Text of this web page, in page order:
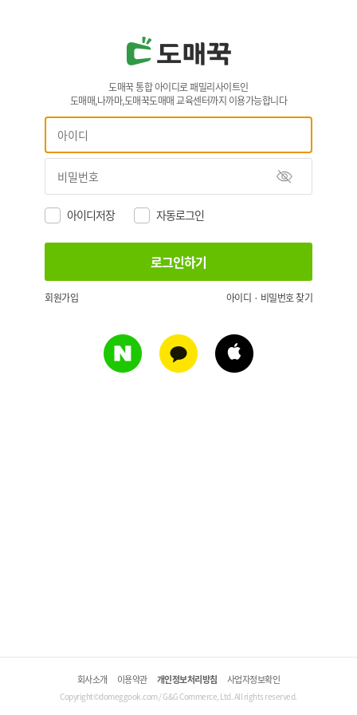
도매꾹 통합 아이디로 패밀리사이트인
도매매,나까마,도매꾹도매매 교육센터까지 이용가능합니다
아이디저장 자동로그인
회원가입 아이디 · 비밀번호 찾기
회사소개 이용약관 개인정보처리방침 사업자정보확인
Copyright©domeggook.com / G&G Commerce, Ltd. All rights reserved.